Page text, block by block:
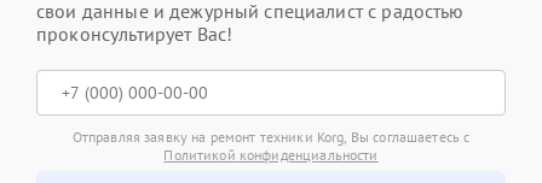
свои данные и дежурный специалист с радостью
проконсультирует Вас!
Отправляя заявку на ремонт техники Korg, Вы соглашаетесь с
Политикой конфиденциальности